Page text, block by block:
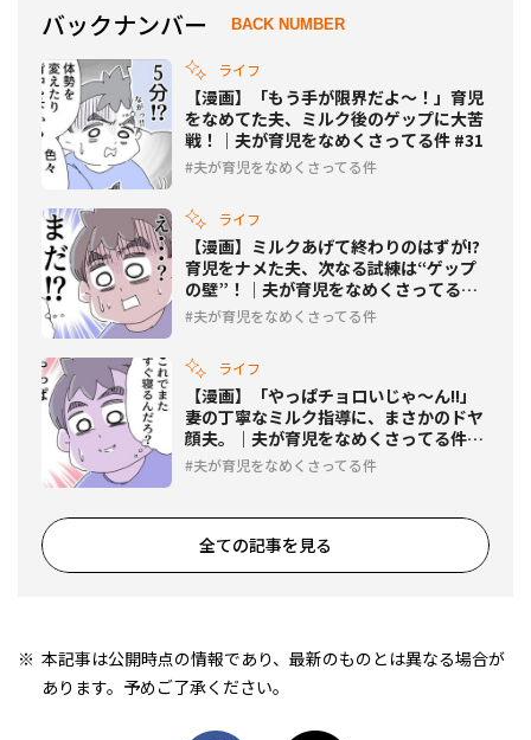
バックナンバー BACK NUMBER
ライフ
【漫画】「もう手が限界だよ〜！」育児
をなめてた夫、ミルク後のゲップに大苦
戦！｜夫が育児をなめくさってる件 #31
夫が育児をなめくさってる件
ライフ
【漫画】ミルクあげて終わりのはずが!?
育児をナメた夫、次なる試練は“ゲップ
の壁”！｜夫が育児をなめくさってる件
#30
夫が育児をなめくさってる件
ライフ
【漫画】「やっぱチョロいじゃ〜ん!!」
妻の丁寧なミルク指導に、まさかのドヤ
顔夫。｜夫が育児をなめくさってる件
#29
夫が育児をなめくさってる件
全ての記事を見る
本記事は公開時点の情報であり、最新のものとは異なる場合が
あります。予めご了承ください。